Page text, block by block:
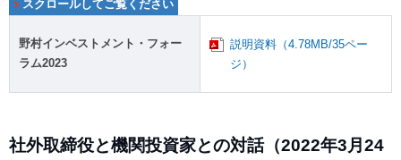
野村インベストメント・フォー
ラム2023
説明資料（4.78MB/35ペー
ジ）
社外取締役と機関投資家との対話（2022年3月24